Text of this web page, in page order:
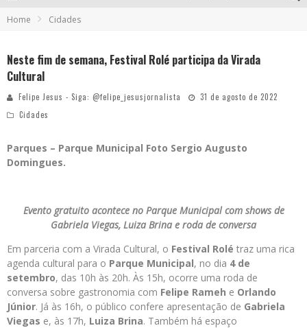
Home Cidades
Neste fim de semana, Festival Rolé participa da Virada
Cultural
Felipe Jesus - Siga: @felipe_jesusjornalista
31 de agosto de 2022
Cidades
Parques – Parque Municipal Foto Sergio Augusto
Domingues.
Evento gratuito acontece no Parque Municipal com shows de
Gabriela Viegas, Luiza Brina e roda de conversa
Em parceria com a Virada Cultural, o Festival Rolé traz uma rica
agenda cultural para o Parque Municipal, no dia 4 de
setembro, das 10h às 20h. Às 15h, ocorre uma roda de
conversa sobre gastronomia com Felipe Rameh e Orlando
Júnior. Já às 16h, o público confere apresentação de Gabriela
Viegas e, às 17h, Luiza Brina. Também há espaço